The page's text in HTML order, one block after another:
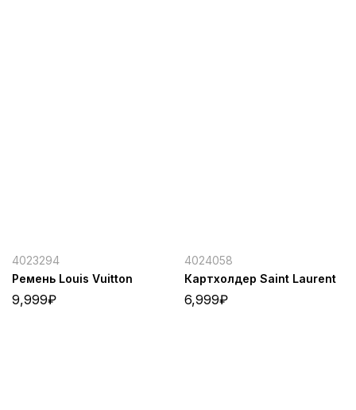
4023294
Ремень Louis Vuitton
9,999₽
4024058
Картхолдер Saint Laurent
6,999₽